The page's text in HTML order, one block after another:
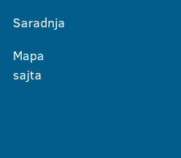
Saradnja
Mapa
sajta